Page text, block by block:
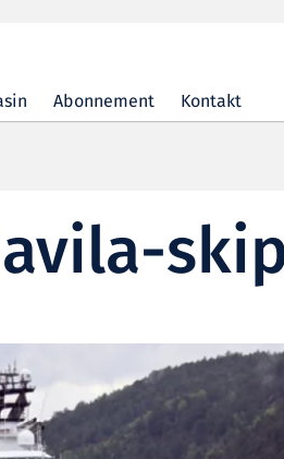
Abonnement Kontakt